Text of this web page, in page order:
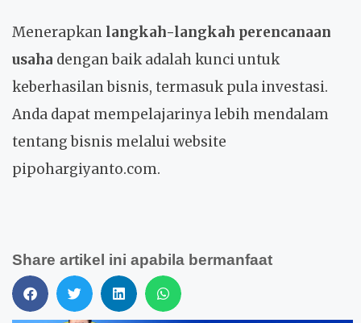
Menerapkan langkah-langkah perencanaan
usaha dengan baik adalah kunci untuk
keberhasilan bisnis, termasuk pula investasi.
Anda dapat mempelajarinya lebih mendalam
tentang bisnis melalui website
pipohargiyanto.com.
Share artikel ini apabila bermanfaat